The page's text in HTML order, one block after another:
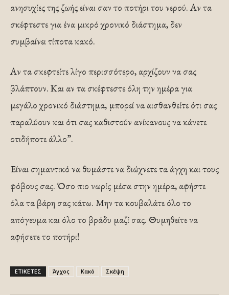
ανησυχίες της ζωής είναι σαν το ποτήρι του νερού. Αν τα
σκέφτεστε για ένα μικρό χρονικό διάστημα, δεν
συμβαίνει τίποτα κακό.
Αν τα σκεφτείτε λίγο περισσότερο, αρχίζουν να σας
βλάπτουν. Και αν τα σκέφτεστε όλη την ημέρα για
μεγάλο χρονικό διάστημα, μπορεί να αισθανθείτε ότι σας
παραλύουν και ότι σας καθιστούν ανίκανους να κάνετε
οτιδήποτε άλλο”.
Είναι σημαντικό να θυμάστε να διώχνετε τα άγχη και τους
φόβους σας. Όσο πιο νωρίς μέσα στην ημέρα, αφήστε
όλα τα βάρη σας κάτω. Μην τα κουβαλάτε όλο το
απόγευμα και όλο το βράδυ μαζί σας. Θυμηθείτε να
αφήσετε το ποτήρι!
ΕΤΙΚΕΤΕΣ Άγχος Κακό Σκέψη